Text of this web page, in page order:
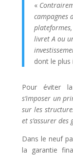
«
campagnes
livret A ou
dont le
Pour éviter
s’imposer un
sur les
et s’assurer
Dans le neuf
la garantie